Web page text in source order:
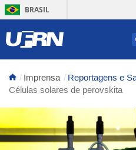
BRASIL
Imprensa
Reportagens e
Células solares de perovskita